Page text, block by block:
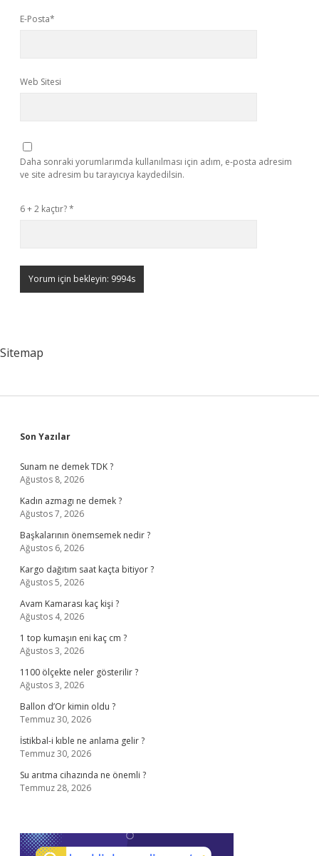
E-Posta*
Web Sitesi
Daha sonraki yorumlarımda kullanılması için adım, e-posta adresim
ve site adresim bu tarayıcıya kaydedilsin.
6 + 2 kaçtır?*
Sitemap
Sidebar
Son Yazılar
Sunam ne demek TDK ?
Ağustos 8, 2026
Kadın azmagı ne demek ?
Ağustos 7, 2026
Başkalarının önemsemek nedir ?
Ağustos 6, 2026
Kargo dağıtım saat kaçta bitiyor ?
Ağustos 5, 2026
Avam Kamarası kaç kişi ?
Ağustos 4, 2026
1 top kumaşın eni kaç cm ?
Ağustos 3, 2026
1100 ölçekte neler gösterilir ?
Ağustos 3, 2026
Ballon d’Or kimin oldu ?
Temmuz 30, 2026
İstikbal-i kıble ne anlama gelir ?
Temmuz 30, 2026
Su arıtma cihazında ne önemli ?
Temmuz 28, 2026